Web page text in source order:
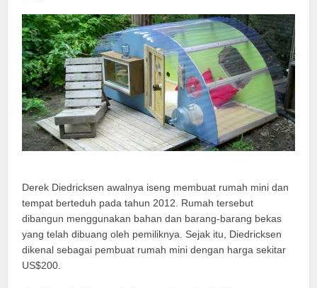
Derek Diedricksen awalnya iseng membuat rumah mini dan
tempat berteduh pada tahun 2012. Rumah tersebut
dibangun menggunakan bahan dan barang-barang bekas
yang telah dibuang oleh pemiliknya. Sejak itu, Diedricksen
dikenal sebagai pembuat rumah mini dengan harga sekitar
US$200.